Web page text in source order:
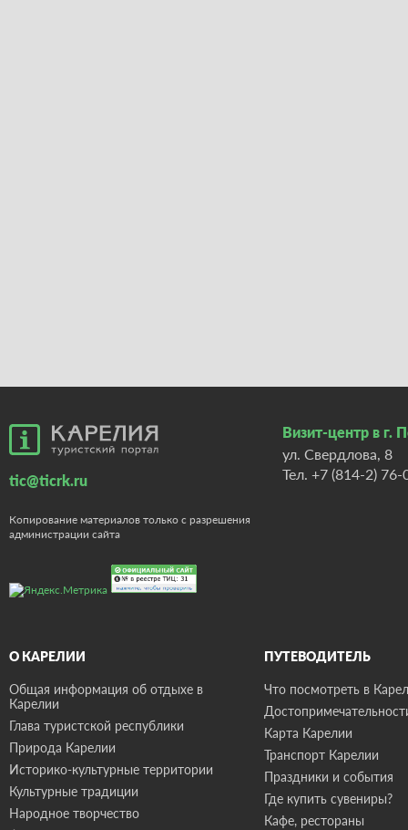
tic@ticrk.ru
Копирование материалов только с разрешения
администрации сайта
Визит-центр в г.
ул. Свердлова, 8
Тел. +7 (814-2) 76-
О КАРЕЛИИ
Общая информация об отдыхе в
Карелии
Глава туристской республики
Природа Карелии
Историко-культурные территории
Культурные традиции
Народное творчество
ПУТЕВОДИТЕЛЬ
Что посмотреть в
Карта Карелии
Транспорт Карелии
Праздники и события
Где купить сувениры?
Кафе, рестораны